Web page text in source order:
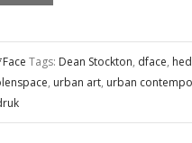
Tags: Dean Stockton, dface,
, urban art, urban